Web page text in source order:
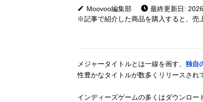
Moovoo編集部
最終更新日:
※記事で紹介した商品を購入すると、売
メジャータイトルとは一線を画す、 独自
性豊かなタイトルが数多くリリースされ
インディーズゲームの多くはダウンロ